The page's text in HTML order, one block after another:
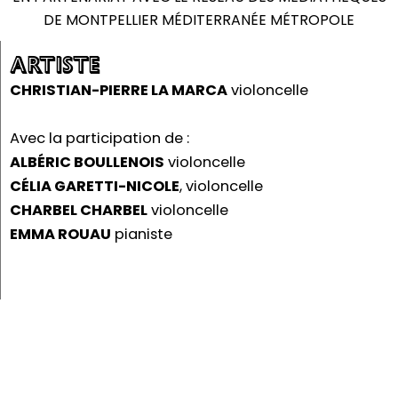
DE MONTPELLIER MÉDITERRANÉE MÉTROPOLE
ARTISTE
CHRISTIAN-PIERRE LA MARCAvioloncelle
Avec la participation de :
ALBÉRIC BOULLENOIS violoncelle
CÉLIA GARETTI-NICOLE, violoncelle
CHARBEL CHARBELvioloncelle
EMMA ROUAU pianiste